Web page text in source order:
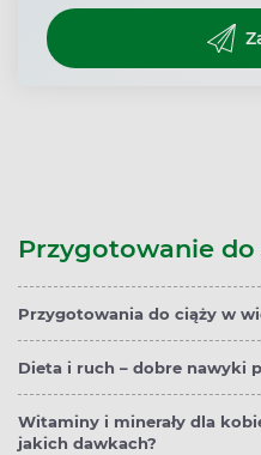
Przygotowanie do
Przygotowania do ciąży w
Dieta i ruch – dobre nawyki
Witaminy i minerały dla
jakich dawkach?